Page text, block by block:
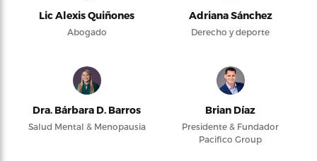
Lic Alexis Quiñones
Abogado
Adriana Sánchez
Derecho y deporte
Dra. Bárbara D. Barros
Salud Mental & Menopausia
Brian Díaz
Presidente & Fundador
Pacifico Group